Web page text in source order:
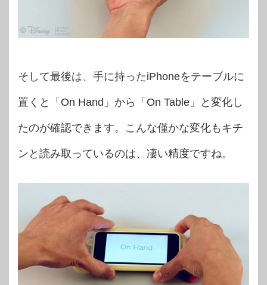
そして最後は、手に持ったiPhoneをテーブルに
置くと「On Hand」から「On Table」と変化し
たのが確認できます。こんな僅かな変化もキチ
ンと読み取っているのは、凄い精度ですね。